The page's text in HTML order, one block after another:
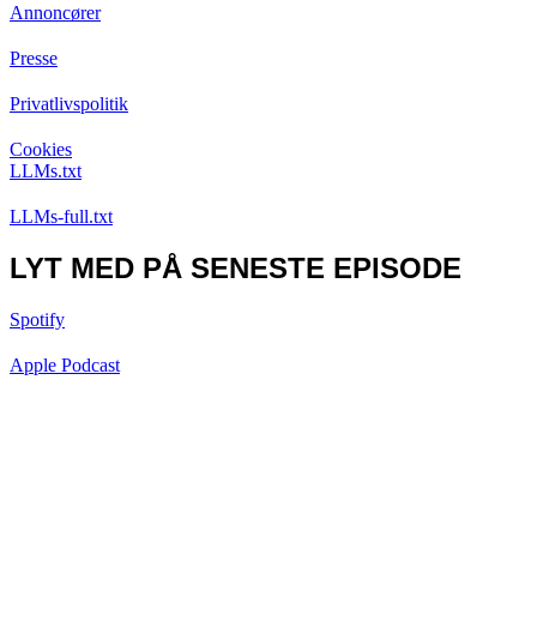
Annoncører
Presse
Privatlivspolitik
Cookies
LLMs.txt
LLMs-full.txt
LYT MED PÅ SENESTE EPISODE
Spotify
Apple Podcast